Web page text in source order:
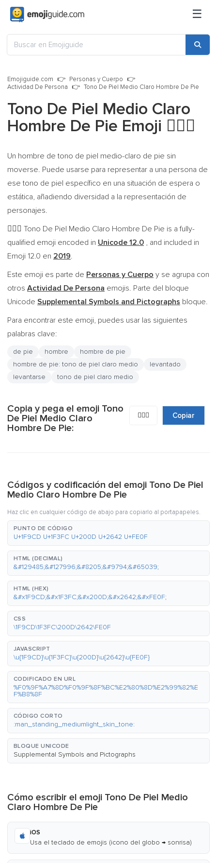
☰
Emojiguide.com
Personas y Cuerpo
Actividad De Persona
Tono De Piel Medio Claro Hombre De Pie
Tono De Piel Medio Claro
Hombre De Pie Emoji 🧍🏼‍♂️
Un hombre de tono de piel medio-claro de pie sin
moverse. Puede usarse para representar a una persona de
ese tono de piel específico en una situación de espera o
estática, añadiendo diversidad a la representación de
personajes.
🧍🏼‍♂️ Tono De Piel Medio Claro Hombre De Pie is a fully-
qualified emoji encoded in Unicode 12.0 , and included in
Emoji 12.0 en 2019.
Este emoji es parte de Personas y Cuerpo y se agrupa con
otros Actividad De Persona emojis. Parte del bloque
Unicode Supplemental Symbols and Pictographs bloque.
Para encontrar este emoji, puedes usar las siguientes
palabras clave:
de pie hombre
hombre de pie
hombre de pie: tono de piel claro medio
levantado
levantarse
tono de piel claro medio
Copia y pega el emoji Tono
De Piel Medio Claro
Hombre De Pie:
🧍🏼‍♂️ Copiar
Códigos y codificación del emoji Tono De Piel
Medio Claro Hombre De Pie
Haz clic en cualquier código de abajo para copiarlo al portapapeles.
PUNTO DE CÓDIGO
U+1F9CD U+1F3FC U+200D U+2642 U+FE0F
HTML (DECIMAL)
&#129485;&#127996;&#8205;&#9794;&#65039;
HTML (HEX)
&#x1F9CD;&#x1F3FC;&#x200D;&#x2642;&#xFE0F;
CSS
\1F9CD\1F3FC\200D\2642\FE0F
JAVASCRIPT
\u{1F9CD}\u{1F3FC}\u{200D}\u{2642}\u{FE0F}
CODIFICADO EN URL
%F0%9F%A7%8D%F0%9F%8F%BC%E2%80%8D%E2%99%82%E
F%B8%8F
CÓDIGO CORTO
:man_standing_mediumlight_skin_tone:
BLOQUE UNICODE
Supplemental Symbols and Pictographs
Cómo escribir el emoji Tono De Piel Medio
Claro Hombre De Pie
iOS
Usa el teclado de emojis (icono del globo → sonrisa)